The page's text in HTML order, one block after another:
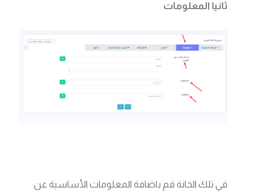
ثانيا المعلومات
في تلك الخانة قم باضافة المعلومات الأساسية عن